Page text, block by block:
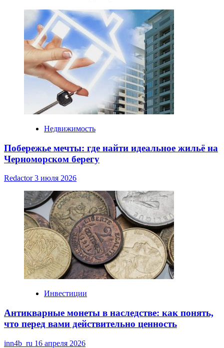
Недвижимость
Побережье мечты: где найти идеальное жильё на
Черноморском берегу
Redactor3 июля 2026
Инвестиции
Антикварные монеты в наследстве: как понять,
что перед вами действительно ценность
inn4b_ru 16 апреля 2026